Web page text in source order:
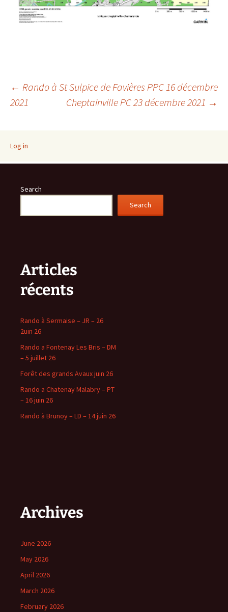
Post
← Rando à St Sulpice de Favières PPC 16 décembre
2021
Cheptainville PC 23 décembre 2021 →
Log in
Search
Search
Articles
récents
Rando à Sermaise – JR – 26
2uin 26
Rando a Fontenay Les Bris – DM
– 5 juillet 26
Forêt des grands Avaux juin 26
Rando a Chatenay Malabry – PT
– 16 juin 26
Rando à Brunoy – LD – 14 juin 26
Archives
June 2026
May 2026
April 2026
March 2026
February 2026